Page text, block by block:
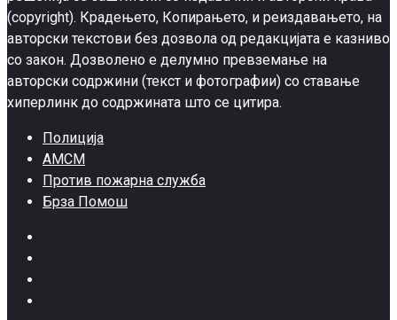
(copyright). Крадењето, Копирањето, и реиздавањето, на
авторски текстови без дозвола од редакцијата е казниво
со закон. Дозволено е делумно превземање на
авторски содржини (текст и фотографии) со ставање
хиперлинк до содржината што се цитира.
Полиција
АМСМ
Против пожарна служба
Брза Помош